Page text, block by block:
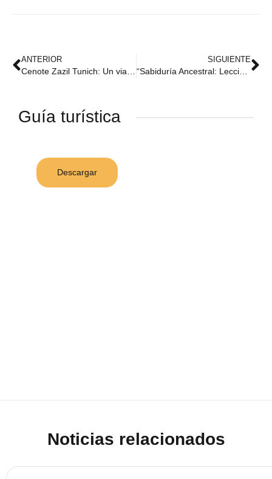
ANTERIOR SIGUIENTE
“Sabiduría Ancestral: Lecciones de Vida desde la Perspectiva Maya en Zazil Tunich”
Guía turística
Descargar
Noticias relacionados